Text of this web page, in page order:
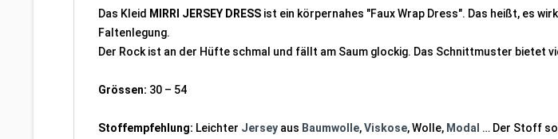
Das Kleid MIRRI JERSEY DRESS ist ein körpernahes "Faux Wrap Dress". Das heißt, es
Faltenlegung.
Der Rock ist an der Hüfte schmal und fällt am Saum glockig. Das Schnittmuster bietet
Grössen: 30 – 54
Stoffempfehlung: Leichter Jersey aus Baumwolle,Viskose, Wolle, Modal … Der Stoff